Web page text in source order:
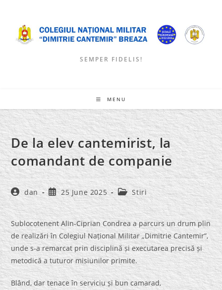
content
SEMPER FIDELIS!
MENU
De la elev cantemirist, la
comandant de companie
Post
author:
dan
Post
published:
25 June 2025
Post
category:
Stiri
Sublocotenent Alin-Ciprian Condrea a parcurs un drum plin
de realizări în Colegiul Național Militar „Dimitrie Cantemir”,
unde s-a remarcat prin disciplină și executarea precisă și
metodică a tuturor misiunilor primite.
Blând, dar tenace în serviciu și bun camarad,